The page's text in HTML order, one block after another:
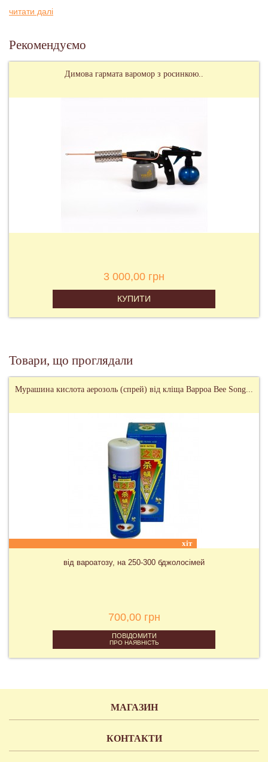
читати далі
Рекомендуємо
Димова гармата варомор з росинкою..
3 000,00 грн
КУПИТИ
Товари, що проглядали
Мурашина кислота аерозоль (спрей) від кліща Варроа Bee Song...
хіт
від вароатозу, на 250-300 бджолосімей
700,00 грн
ПОВІДОМИТИ
ПРО НАЯВНІСТЬ
МАГАЗИН
КОНТАКТИ